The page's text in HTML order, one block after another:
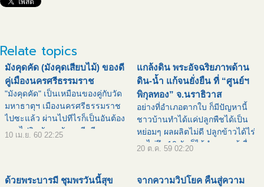
Relate topics
มังคุดคัด (มังคุดเสียบไม้) ของดี
คู่เมืองนครศรีธรรมราช
"มังคุดคัด" เป็นเหมือนของคู่กับวัด
มหาธาตุฯ เมืองนครศรีธรรมราช
ไปซะแล้ว ผ่านไปทีไรก็เป็นอันต้อง
แวะไปกินมังคุดคัดทุกที มีขาย
10 เม.ย. 60 22:25
แกล้งดิน พระอัจฉริยภาพด้าน
ดิน-น้ำ แก้จนยั่งยืน ที่ “ศูนย์ฯ
พิกุลทอง” จ.นราธิวาส
อย่างที่อำเภอตากใบ ก็มีปัญหานี้
ชาวบ้านทำได้แค่ปลูกพืชได้เป็น
หย่อมๆ ผลผลิตไม่ดี ปลูกข้าวได้ไร่
ละไม่ถึง 10 ถัง ก็ได้นำความรู้เรื่อง
20 ต.ค. 59 02:20
ด้วยพระบารมี ชุมพรวันนี้สุข
จากความวิปโยค คืนสู่ความ